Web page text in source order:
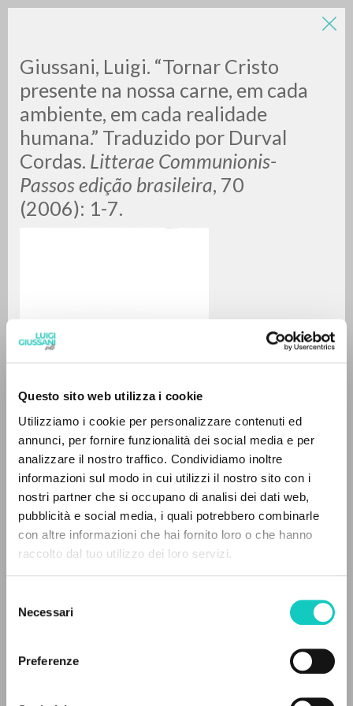
Questo sito web utilizza i cookie
Utilizziamo i cookie per personalizzare contenuti ed
annunci, per fornire funzionalità dei social media e per
analizzare il nostro traffico. Condividiamo inoltre
informazioni sul modo in cui utilizzi il nostro sito con i
nostri partner che si occupano di analisi dei dati web,
pubblicità e social media, i quali potrebbero combinarle
con altre informazioni che hai fornito loro o che hanno
raccolto dal tuo utilizzo dei loro servizi.
delNecessari
Preferenze
Giussani, Luigi. “Tornar Cristo
presente na nossa carne, em cada
ambiente, em cada realidade
humana.” Traduzido por Durval
Cordas. Litterae Communionis-
Passos edição brasileira, 70
(2006): 1-7.
Cordas DurvalTraduttore
Giussani LuigiAutore
Litterae Communionis-Passos edição brasileira
LUIGI
GIUSSANI
scritti
0DOCUMENTI TROVATI
RISULTATI SUCCESSIVI